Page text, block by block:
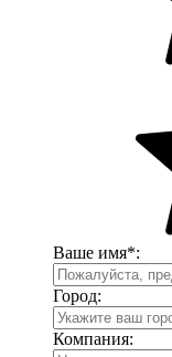
Ваше имя*:
Город:
Компания: